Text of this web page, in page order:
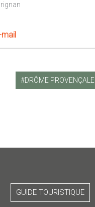
DRÔME PROVENÇALE
GUIDE TOURISTIQUE